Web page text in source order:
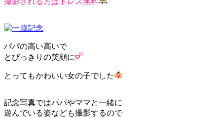
パパの高い高いで
とびっきりの笑顔に
とってもかわいい女の子でした
記念写真ではパパやママと一緒に
遊んでいる姿なども撮影するので